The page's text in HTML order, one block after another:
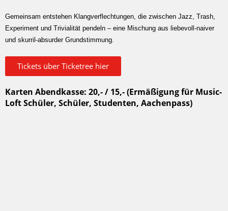
Gemeinsam entstehen Klangverflechtungen, die zwischen Jazz, Trash,
Experiment und Trivialität pendeln – eine Mischung aus liebevoll-naiver
und skurril-absurder Grundstimmung.
Tickets über Ticketree hier
Karten Abendkasse: 20,- / 15,- (Ermäßigung für Music-
Loft Schüler, Schüler, Studenten, Aachenpass)